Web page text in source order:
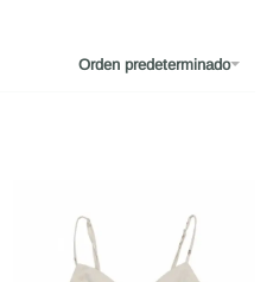
Orden predeterminado